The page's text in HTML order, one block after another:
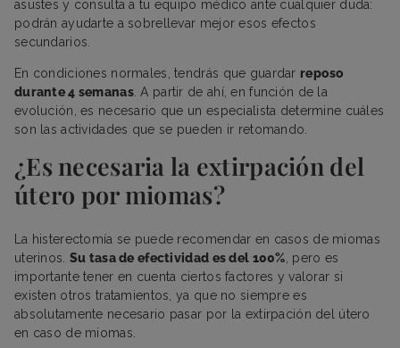
asustes y consulta a tu equipo médico ante cualquier duda:
podrán ayudarte a sobrellevar mejor esos efectos
secundarios.
En condiciones normales, tendrás que guardar reposo
durante 4 semanas. A partir de ahí, en función de la
evolución, es necesario que un especialista determine cuáles
son las actividades que se pueden ir retomando.
¿Es necesaria la extirpación del
útero por miomas?
La histerectomía se puede recomendar en casos de miomas
uterinos. Su tasa de efectividad es del 100% , pero es
importante tener en cuenta ciertos factores y valorar si
existen otros tratamientos, ya que no siempre es
absolutamente necesario pasar por la extirpación del útero
en caso de miomas.